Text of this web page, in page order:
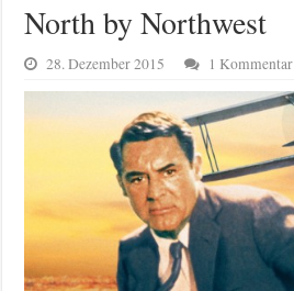
North by Northwest
28. Dezember 2015 1 Kommentar